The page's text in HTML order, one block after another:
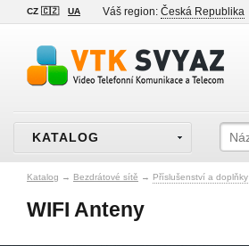
CZ 🇨🇿 UA Váš region: Česká Republika
KATALOG
Katalog → Bezdrátové sítě → Příslušenství a doplňky
WIFI Anteny